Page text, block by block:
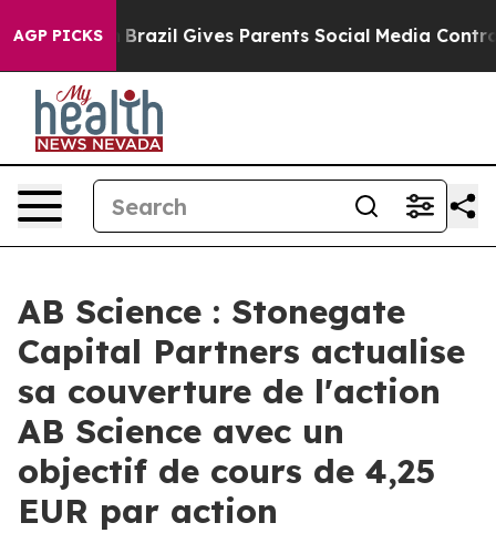
AGP PICKS
Youth Brazil Gives Parents Social Media Controls
AB Science : Stonegate
Capital Partners actualise
sa couverture de l'action
AB Science avec un
objectif de cours de 4,25
EUR par action